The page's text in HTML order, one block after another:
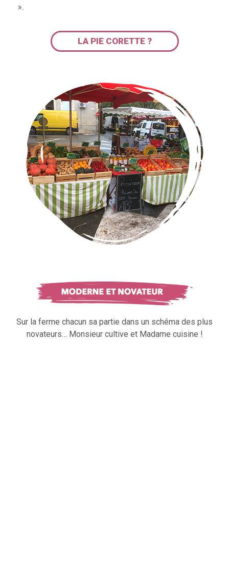
».
LA PIE CORETTE ?
Sur la ferme chacun sa partie dans un schéma des plus
novateurs… Monsieur cultive et Madame cuisine !